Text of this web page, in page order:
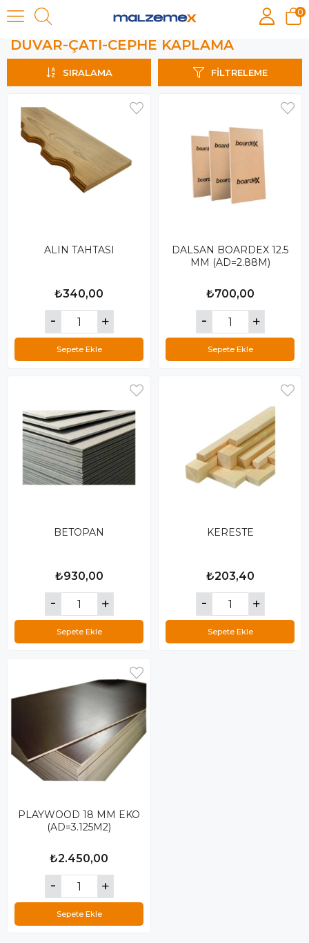
0
DUVAR-ÇATI-CEPHE KAPLAMA
FILTRELEME
SIRALAMA
ALIN TAHTASI
₺340,00
Sepete Ekle
DALSAN BOARDEX 12.5
MM (AD=2.88M)
₺700,00
Sepete Ekle
BETOPAN
₺930,00
Sepete Ekle
KERESTE
₺203,40
Sepete Ekle
PLAYWOOD 18 MM EKO
(AD=3.125M2)
₺2.450,00
Sepete Ekle